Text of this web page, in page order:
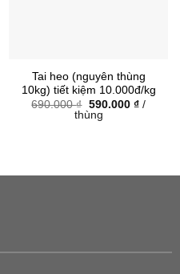
Tai heo (nguyên thùng
10kg) tiết kiệm 10.000đ/kg
690.000₫ Giá
gốc
là:
590.000 ₫Giá
/
thùng